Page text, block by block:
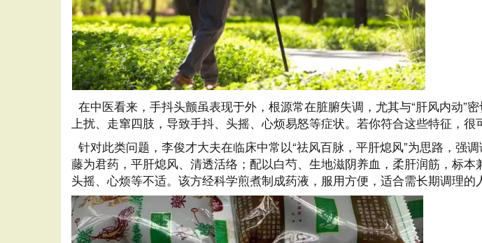
在中医看来，手抖头颤虽表现于外，根源常在脏腑失调，尤其与“肝风内动
上扰、走窜四肢，导致手抖、头摇、心烦易怒等症状。若你符合这些特征，很
针对此类问题，李俊才大夫在临床中常以“祛风百脉，平肝熄风”为思路，强
藤为君药，平肝熄风、清透活络；配以白芍、生地滋阴养血，柔肝润筋，标
头摇、心烦等不适。该方经科学煎煮制成药液，服用方便，适合需长期调理的